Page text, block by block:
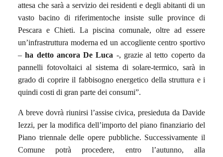
attesa che sarà a servizio dei residenti e degli abitanti di un
vasto bacino di riferimentoche insiste sulle province di
Pescara e Chieti. La piscina comunale, oltre ad essere
un’infrastruttura moderna ed un accogliente centro sportivo
–ha detto ancora De Luca -, grazie al tetto coperto da
pannelli fotovoltaici al sistema di solare-termico, sarà in
grado di coprire il fabbisogno energetico della struttura e i
quindi costi di gran parte dei consumi”.
A breve dovrà riunirsi l’assise civica, presieduta da Davide
Iezzi, per la modifica dell’importo del piano finanziario del
Piano triennale delle opere pubbliche. Successivamente il
Comune potrà procedere, entro l’autunno, alla